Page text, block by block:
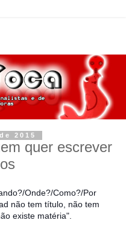
2015
quer escrever
Onde?/Como?/Por
não tem título, não tem
existe matéria".